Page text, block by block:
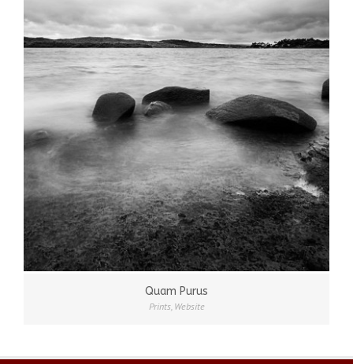
Quam Purus
Prints, Website